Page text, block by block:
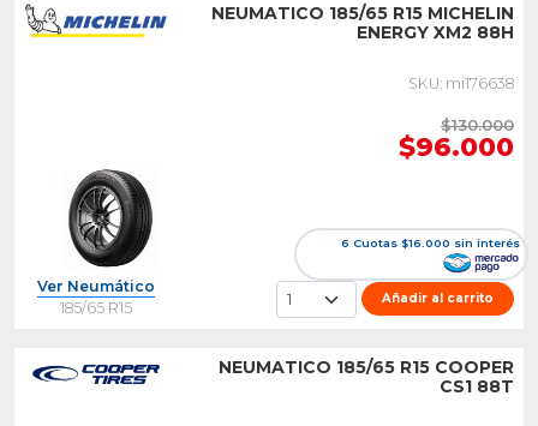
NEUMATICO 185/65 R15 MICHELIN
ENERGY XM2 88H
SKU: mi176638
$130.000
$96.000
6 Cuotas $16.000 sin interés
Ver Neumático
185/65 R15
Añadir al carrito
NEUMATICO 185/65 R15 COOPER
CS1 88T